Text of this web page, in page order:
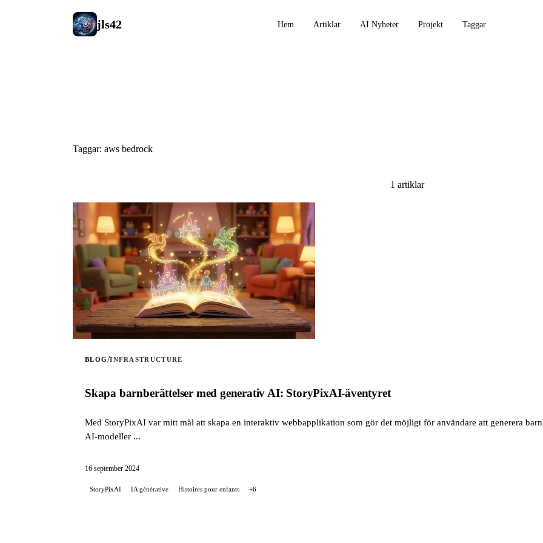
jls42 Hem Artiklar AI Nyheter Projekt Taggar
Taggar: aws bedrock
1 artiklar
BLOG/INFRASTRUCTURE
Skapa barnberättelser med generativ AI: StoryPixAI-äventyret
Med StoryPixAI var mitt mål att skapa en interaktiv webbapplikation som gör det möjligt för användare att generera
AI-modeller ...
16 september 2024
StoryPixAI IA générative Histoires pour enfants +6